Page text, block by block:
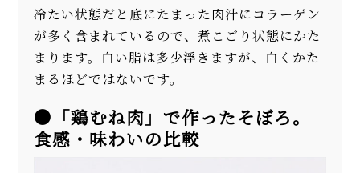
冷たい状態だと底にたまった肉汁にコラーゲン
が多く含まれているので、煮こごり状態にかた
まります。白い脂は多少浮きますが、白くかた
まるほどではないです。
●「鶏むね肉」で作ったそぼろ。
食感・味わいの比較